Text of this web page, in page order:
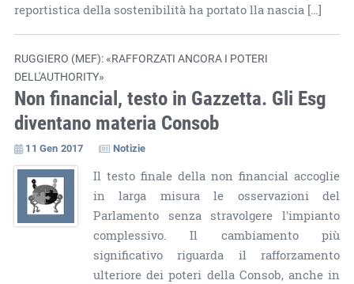
reportistica della sostenibilità ha portato lla nascia […]
RUGGIERO (MEF): «RAFFORZATI ANCORA I POTERI
DELL'AUTHORITY»
Non financial, testo in Gazzetta. Gli Esg
diventano materia Consob
11 Gen 2017 Notizie
Il testo finale della non financial accoglie
in larga misura le osservazioni del
Parlamento senza stravolgere l'impianto
complessivo. Il cambiamento più
significativo riguarda il rafforzamento
ulteriore dei poteri della Consob, anche in